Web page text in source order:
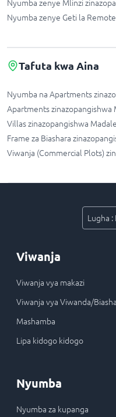
Nyumba zenye Mlinzi
Nyumba zenye Geti la
Tafuta kwa Aina
Nyumba na Apartments
Apartments zinazopangishwa
Villas zinazopangishwa Madale
Frame za Biashara
Viwanja (Commercial Plots)
Lugha :
Viwanja
Viwanja vya makazi
Viwanja vya Viwanda/
Mashamba
Lipa kidogo kidogo
Nyumba
Nyumba za kupanga